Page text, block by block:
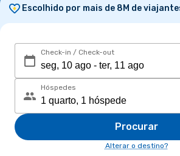
Escolhido por mais de 8M de
Check-in / Check-out
Hóspedes
Procurar
Alterar o destino?